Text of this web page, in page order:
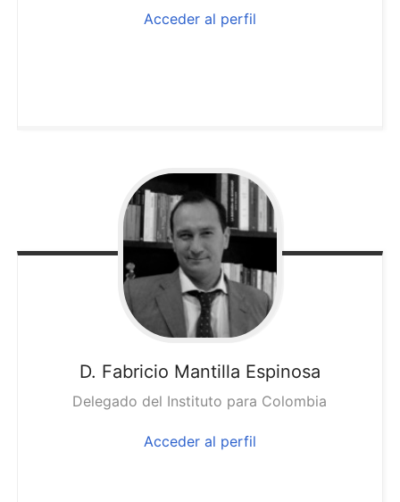
Acceder al perfil
D. Fabricio Mantilla Espinosa
Delegado del Instituto para Colombia
Acceder al perfil